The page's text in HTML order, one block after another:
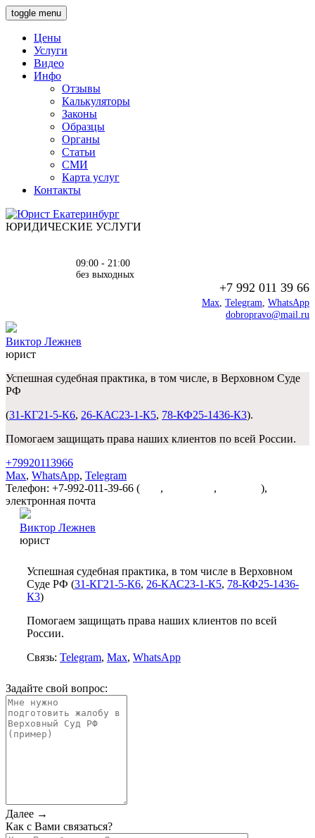
toggle menu
Цены
Услуги
Видео
Инфо
Отзывы
Калькуляторы
Законы
Образцы
Органы
Статьи
СМИ
Карта услуг
Контакты
ЮРИДИЧЕСКИЕ УСЛУГИ
09:00 - 21:00
без выходных
+7 992 011 39 66
Max, Telegram, WhatsApp
dobropravo@mail.ru
Виктор Лежнев
юрист
Успешная судебная практика, в том числе, в Верховном Суде
РФ
(31-КГ21-5-К6, 26-КАС23-1-К5, 78-КФ25-1436-К3).
Помогаем защищать права наших клиентов по всей России.
+79920113966
Max, WhatsApp, Telegram
Телефон: +7-992-011-39-66 (
, ,
),
электронная почта
Виктор Лежнев
юрист
Успешная судебная практика, в том числе в Верховном
Суде РФ (31-КГ21-5-К6, 26-КАС23-1-К5, 78-КФ25-1436-
К3)
Помогаем защищать права наших клиентов по всей
России.
Связь: Telegram, Max, WhatsApp
Задайте свой вопрос:
Далее →
Как с Вами связаться?